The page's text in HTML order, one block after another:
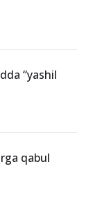
“yashil
qabul